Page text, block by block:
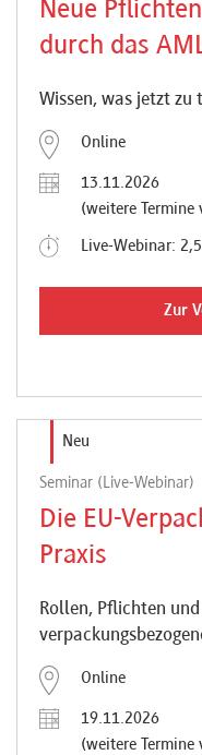
Neue
durch das
Wissen, was jetzt zu
Online
13.11.2026
(weitere Termine
Live-Webinar:
Zur
Neu
Seminar (Live-Webinar)
Die EU-
Praxis
Rollen, Pflichten
Online
19.11.2026
(weitere Termine